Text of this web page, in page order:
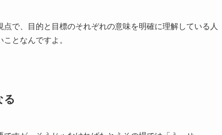
で、目的と目標のそれぞれの意味を明確に理解している人
となんですよ。